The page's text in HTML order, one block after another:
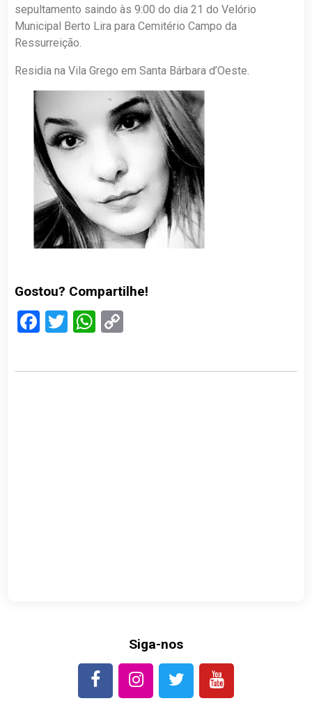
sepultamento saindo às 9:00 do dia 21 do Velório
Municipal Berto Lira para Cemitério Campo da
Ressurreição.
Residia na Vila Grego em Santa Bárbara d’Oeste.
Gostou? Compartilhe!
Facebook
TwitterWhatsApp
Siga-nos